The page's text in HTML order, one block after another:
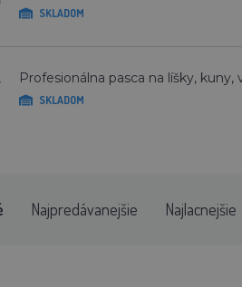
SKLADOM
Profesionálna pasca na líšky,
SKLADOM
Najpredávanejšie Najlacnejšie